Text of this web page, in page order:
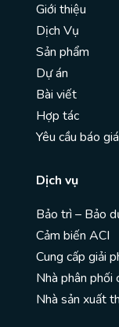
Giới thiệu
Dịch Vụ
Sản phẩm
Dự án
Bài viết
Hợp tác
Yêu cầu báo giá
Dịch vụ
Bảo trì – Bảo
Cảm biến ACI
Cung cấp giải
Nhà phân phối
Nhà sản xuất